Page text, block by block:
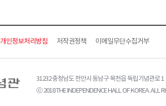
개인정보처리방침 저작권정책 이메일무단수집거부
31232 충청남도 천안시 동남구 목천읍 독립기념관로 1
ⓒ 2018 THE INDEPENDENCE HALL OF KOREA. ALL